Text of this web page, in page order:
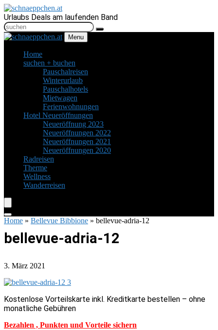
Urlaubs Deals am laufenden Band
Menu
Home
suchen + buchen
Pauschalreisen
Winterurlaub
Pauschalhotels
Mietwagen
Ferienwohnungen
Hotel Neueröffnungen
Neueröffnung 2023
Neueröffnungen 2022
Neueröffnungen 2021
Neueröffnungen 2020
Radreisen
Therme
Wellness
Wanderreisen
Home » Bellevue Bibbione » bellevue-adria-12
bellevue-adria-12
3. März 2021
Kostenlose Vorteilskarte inkl. Kreditkarte bestellen – ohne
monatliche Gebühren
Bezahlen , Punkten und Vorteile sichern